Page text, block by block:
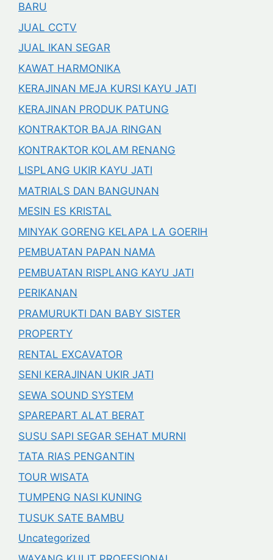
BARU
JUAL CCTV
JUAL IKAN SEGAR
KAWAT HARMONIKA
KERAJINAN MEJA KURSI KAYU JATI
KERAJINAN PRODUK PATUNG
KONTRAKTOR BAJA RINGAN
KONTRAKTOR KOLAM RENANG
LISPLANG UKIR KAYU JATI
MATRIALS DAN BANGUNAN
MESIN ES KRISTAL
MINYAK GORENG KELAPA LA GOERIH
PEMBUATAN PAPAN NAMA
PEMBUATAN RISPLANG KAYU JATI
PERIKANAN
PRAMURUKTI DAN BABY SISTER
PROPERTY
RENTAL EXCAVATOR
SENI KERAJINAN UKIR JATI
SEWA SOUND SYSTEM
SPAREPART ALAT BERAT
SUSU SAPI SEGAR SEHAT MURNI
TATA RIAS PENGANTIN
TOUR WISATA
TUMPENG NASI KUNING
TUSUK SATE BAMBU
Uncategorized